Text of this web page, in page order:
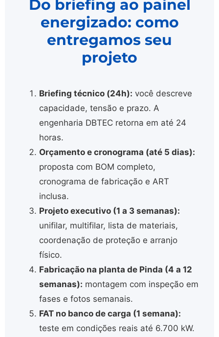
Do briefing ao painel
energizado: como
entregamos seu
projeto
Briefing técnico (24h): você descreve
capacidade, tensão e prazo. A
engenharia DBTEC retorna em até 24
horas.
Orçamento e cronograma (até 5 dias):
proposta com BOM completo,
cronograma de fabricação e ART
inclusa.
Projeto executivo (1 a 3 semanas):
unifilar, multifilar, lista de materiais,
coordenação de proteção e arranjo
físico.
Fabricação na planta de Pinda (4 a 12
semanas): montagem com inspeção em
fases e fotos semanais.
FAT no banco de carga (1 semana):
teste em condições reais até 6.700 kW.